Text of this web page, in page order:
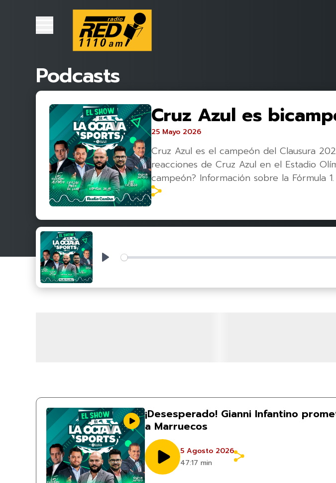
Podcasts
Cruz Azul es
25 Mayo 2026
Cruz Azul es el campeón del Clausura
reacciones de Cruz Azul en el Estadio
campeón? Información sobre la Fórmula 1.
Play
¡Desesperado! Gianni Infantino
a Marruecos
5 Agosto 2026
47:17 min